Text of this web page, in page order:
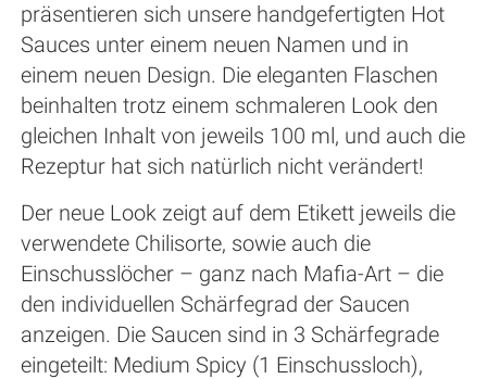
präsentieren sich unsere handgefertigten Hot
Sauces unter einem neuen Namen und in
einem neuen Design. Die eleganten Flaschen
beinhalten trotz einem schmaleren Look den
gleichen Inhalt von jeweils 100 ml, und auch die
Rezeptur hat sich natürlich nicht verändert!
Der neue Look zeigt auf dem Etikett jeweils die
verwendete Chilisorte, sowie auch die
Einschusslöcher – ganz nach Mafia-Art – die
den individuellen Schärfegrad der Saucen
anzeigen. Die Saucen sind in 3 Schärfegrade
eingeteilt: Medium Spicy (1 Einschussloch),